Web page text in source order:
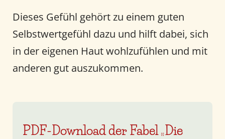
Dieses Gefühl gehört zu einem guten
Selbstwertgefühl dazu und hilft dabei, sich
in der eigenen Haut wohlzufühlen und mit
anderen gut auszukommen.
PDF-Download der Fabel „Die